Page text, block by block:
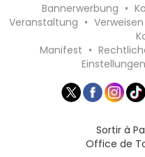
Bannerwerbung •
Veranstaltung •
Manifest •
Einstellungen
Sortir à
Office de